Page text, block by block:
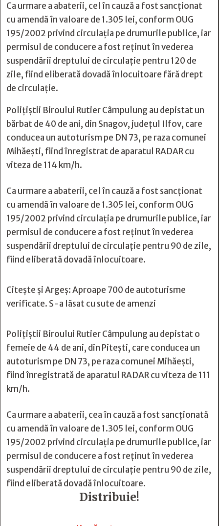
Ca urmare a abaterii, cel în cauză a fost sancționat
cu amendă în valoare de 1.305 lei, conform OUG
195/2002 privind circulația pe drumurile publice, iar
permisul de conducere a fost reținut în vederea
suspendării dreptului de circulație pentru 120 de
zile, fiind eliberată dovadă înlocuitoare fără drept
de circulație.
Polițiștii Biroului Rutier Câmpulung au depistat un
bărbat de 40 de ani, din Snagov, județul Ilfov, care
conducea un autoturism pe DN 73, pe raza comunei
Mihăești, fiind înregistrat de aparatul RADAR cu
viteza de 114 km/h.
Ca urmare a abaterii, cel în cauză a fost sancționat
cu amendă în valoare de 1.305 lei, conform OUG
195/2002 privind circulația pe drumurile publice, iar
permisul de conducere a fost reținut în vederea
suspendării dreptului de circulație pentru 90 de zile,
fiind eliberată dovadă înlocuitoare.
Citește șiArgeș: Aproape 700 de autoturisme
verificate. S-a lăsat cu sute de amenzi
Polițiștii Biroului Rutier Câmpulung au depistat o
femeie de 44 de ani, din Pitești, care conducea un
autoturism pe DN 73, pe raza comunei Mihăești,
fiind înregistrată de aparatul RADAR cu viteza de 111
km/h.
Ca urmare a abaterii, cea în cauză a fost sancționată
cu amendă în valoare de 1.305 lei, conform OUG
195/2002 privind circulația pe drumurile publice, iar
permisul de conducere a fost reținut în vederea
suspendării dreptului de circulație pentru 90 de zile,
fiind eliberată dovadă înlocuitoare.
Distribuie!